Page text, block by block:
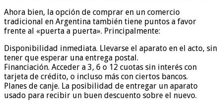
Ahora bien, la opción de comprar en un comercio
tradicional en Argentina también tiene puntos a favor
frente al «puerta a puerta». Principalmente:
Disponibilidad inmediata. Llevarse el aparato en el acto, sin
tener que esperar una entrega postal.
Financiación. Acceder a 3, 6 o 12 cuotas sin interés con
tarjeta de crédito, o incluso más con ciertos bancos.
Planes de canje. La posibilidad de entregar un aparato
usado para recibir un buen descuento sobre el nuevo.